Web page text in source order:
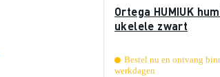
Ortega HUMIUK
ukelele zwart
Bestel nu en ontvang
werkdagen